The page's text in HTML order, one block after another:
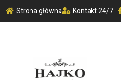
Strona główna Kontakt 24/7